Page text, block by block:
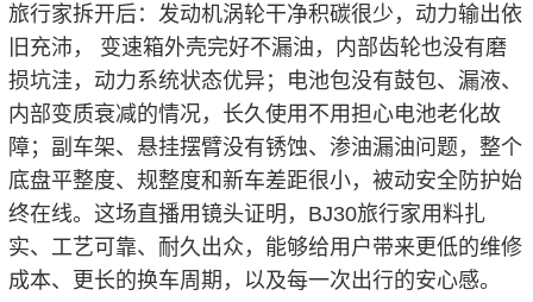
旅行家拆开后：发动机涡轮干净积碳很少，动力输出依
旧充沛， 变速箱外壳完好不漏油，内部齿轮也没有磨
损坑洼，动力系统状态优异；电池包没有鼓包、漏液、
内部变质衰减的情况，长久使用不用担心电池老化故
障；副车架、悬挂摆臂没有锈蚀、渗油漏油问题，整个
底盘平整度、规整度和新车差距很小，被动安全防护始
终在线。这场直播用镜头证明，BJ30旅行家用料扎
实、工艺可靠、耐久出众，能够给用户带来更低的维修
成本、更长的换车周期，以及每一次出行的安心感。